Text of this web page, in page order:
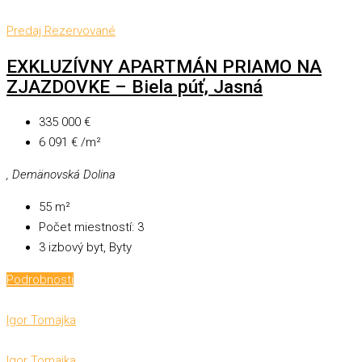
Predaj Rezervované
EXKLUZÍVNY APARTMÁN PRIAMO NA
ZJAZDOVKE – Biela púť, Jasná
335 000 €
6 091 € /m²
, Demänovská Dolina
55 m²
Počet miestností: 3
3 izbový byt, Byty
Podrobnosti
Igor Tomajka